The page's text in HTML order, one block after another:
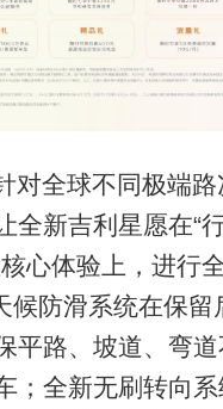
对全球不同极端路
全新吉利星愿在“
心体验上，进行
候防滑系统在保留
平路、坡道、弯道
；全新无刷转向系